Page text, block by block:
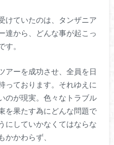
けていたのは、タンザニア
達から、どんな事が起こっ
。
アーを成功させ、全員を日
っております。それゆえに
のが現実。色々なトラブル
を果たす為にどんな問題で
にしていかなくてはならな
かかわらず、